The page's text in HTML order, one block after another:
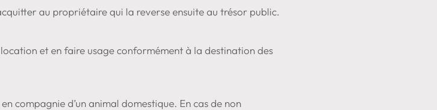
au propriétaire qui la reverse ensuite au trésor public.
et en faire usage conformément à la destination des
compagnie d’un animal domestique. En cas de non